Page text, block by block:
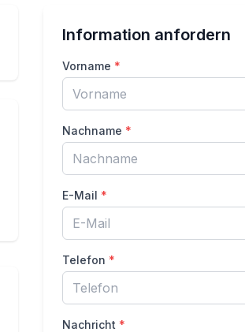
Information anfordern
Vorname *
Nachname *
E-Mail *
Telefon *
Nachricht *